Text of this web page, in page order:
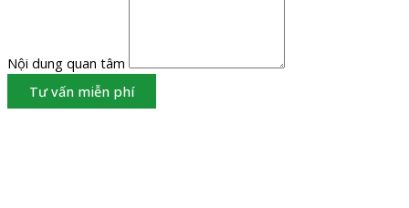
Nội dung quan tâm
Tư vấn miễn phí